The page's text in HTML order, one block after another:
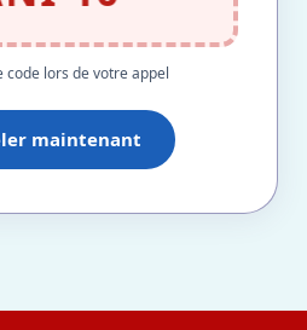
code lors de votre appel
maintenant